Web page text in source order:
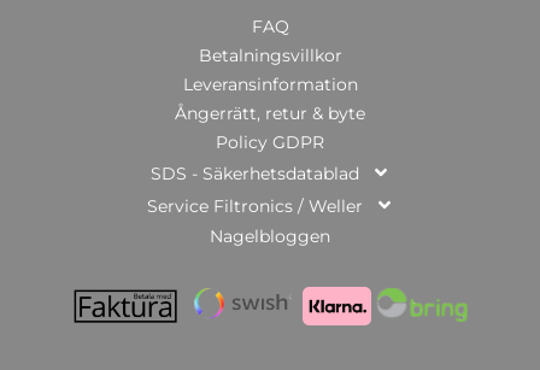
FAQ
Betalningsvillkor
Leveransinformation
Ångerrätt, retur & byte
Policy GDPR
SDS - Säkerhetsdatablad
Service Filtronics / Weller
Nagelbloggen